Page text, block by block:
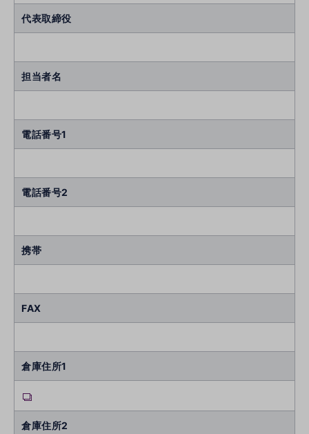
代表取締役
担当者名
電話番号1
電話番号2
携帯
FAX
倉庫住所1
倉庫住所2